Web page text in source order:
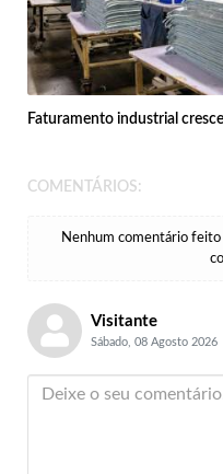
Faturamento industrial
COMENTÁRIOS:
Nenhum comentário feito
Visitante
Sábado, 08 Agosto 2026